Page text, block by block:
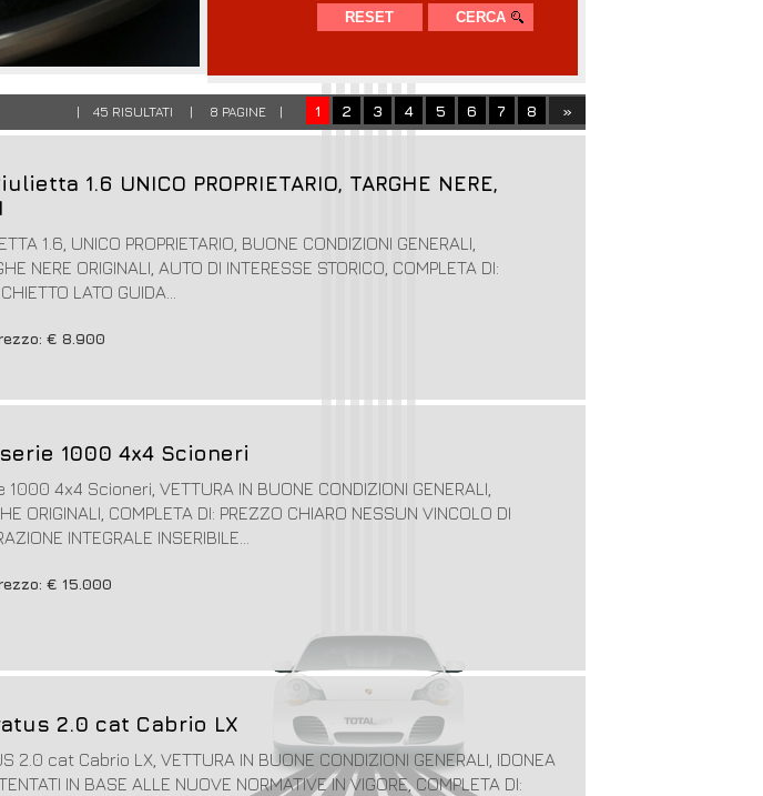
1 2 3 4 5 6 7 8 »
| 45 RISULTATI | 8 PAGINE |
1.6 UNICO PROPRIETARIO, TARGHE NERE,
1.6, UNICO PROPRIETARIO, BUONE CONDIZIONI GENERALI,
NERE ORIGINALI, AUTO DI INTERESSE STORICO, COMPLETA DI:
LATO GUIDA...
€ 8.900
serie 1000 4x4 Scioneri
1000 4x4 Scioneri, VETTURA IN BUONE CONDIZIONI GENERALI,
ORIGINALI, COMPLETA DI: PREZZO CHIARO NESSUN VINCOLO DI
INTEGRALE INSERIBILE...
€ 15.000
2.0 cat Cabrio LX
2.0 cat Cabrio LX, VETTURA IN BUONE CONDIZIONI GENERALI, IDONEA
IN BASE ALLE NUOVE NORMATIVE IN VIGORE, COMPLETA DI: